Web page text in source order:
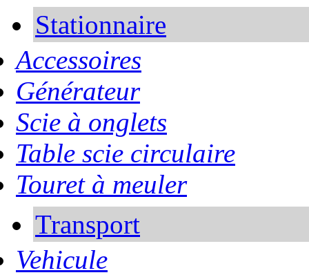
Stationnaire
Accessoires
Générateur
Scie à onglets
Table scie circulaire
Touret à meuler
Transport
Vehicule